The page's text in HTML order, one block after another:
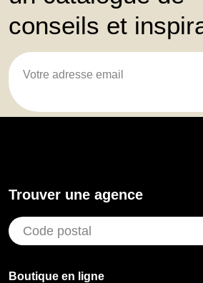
conseils et
Trouver une agence
Boutique en ligne